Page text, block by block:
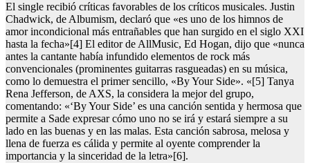
El single recibió críticas favorables de los críticos musicales. Justin
Chadwick, de Albumism, declaró que «es uno de los himnos de
amor incondicional más entrañables que han surgido en el siglo XXI
hasta la fecha»[4] El editor de AllMusic, Ed Hogan, dijo que «nunca
antes la cantante había infundido elementos de rock más
convencionales (prominentes guitarras rasgueadas) en su música,
como lo demuestra el primer sencillo, «By Your Side». «[5] Tanya
Rena Jefferson, de AXS, la considera la mejor del grupo,
comentando: «‘By Your Side’ es una canción sentida y hermosa que
permite a Sade expresar cómo uno no se irá y estará siempre a su
lado en las buenas y en las malas. Esta canción sabrosa, melosa y
llena de fuerza es cálida y permite al oyente comprender la
importancia y la sinceridad de la letra»[6].